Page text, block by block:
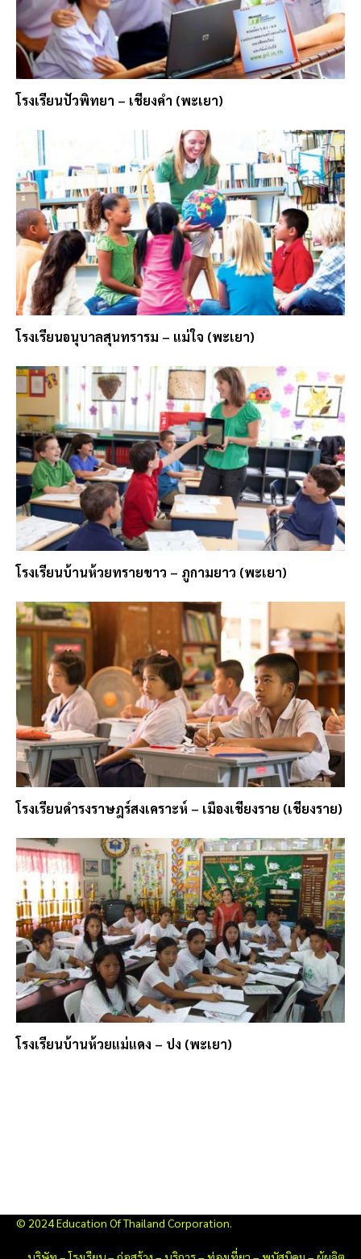
โรงเรียนปัวพิทยา – เชียงคำ (พะเยา)
โรงเรียนอนุบาลสุนทรารม – แม่ใจ (พะเยา)
โรงเรียนบ้านห้วยทรายขาว – ภูกามยาว (พะเยา)
โรงเรียนดำรงราษฎร์สงเคราะห์ – เมืองเชียงราย (เชียงราย)
โรงเรียนบ้านห้วยแม่แดง – ปง (พะเยา)
© 2024 Education Of Thailand Corporation.